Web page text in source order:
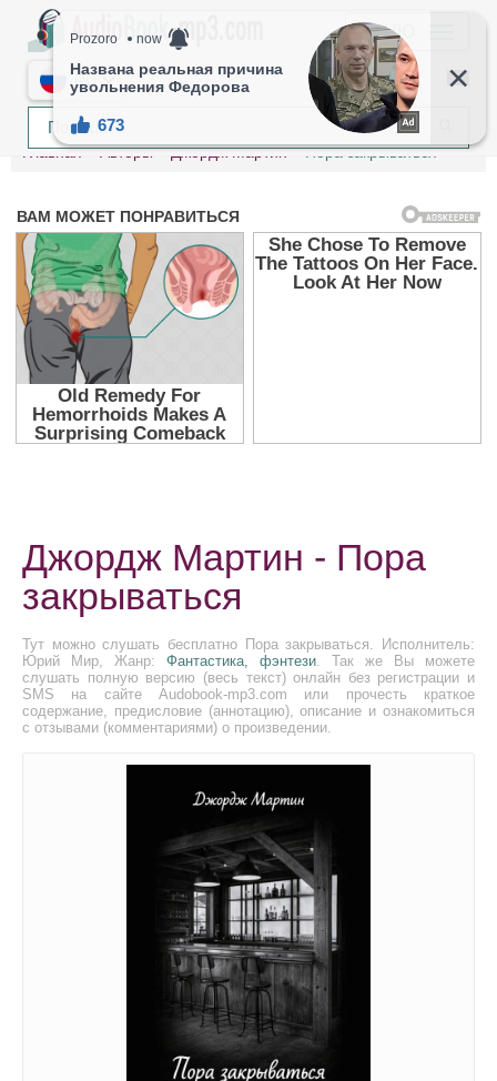
МЕНЮ
RU
Главная Авторы Джордж Мартин Пора закрываться
Джордж Мартин - Пора
закрываться
Тут можно слушать бесплатно Пора закрываться. Исполнитель:
Юрий Мир, Жанр: Фантастика, фэнтези. Так же Вы можете
слушать полную версию (весь текст) онлайн без регистрации и
SMS на сайте Audobook-mp3.com или прочесть краткое
содержание, предисловие (аннотацию), описание и ознакомиться
с отзывами (комментариями) о произведении.